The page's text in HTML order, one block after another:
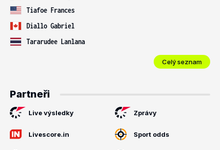
Tiafoe Frances
Diallo Gabriel
Tararudee Lanlana
Celý seznam
Partneři
Live výsledky Zprávy
Livescore.in Sport odds